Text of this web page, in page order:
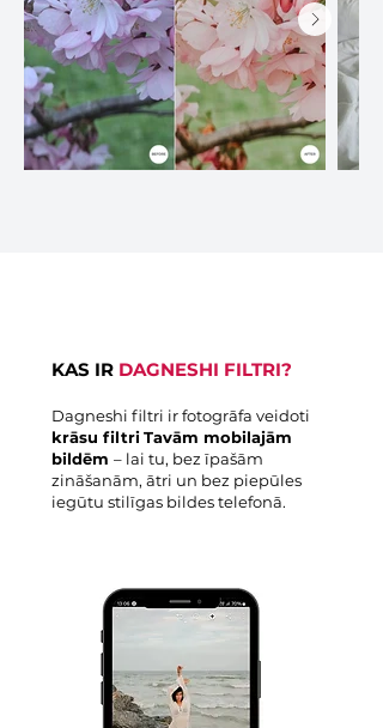
KAS IR DAGNESHI FILTRI?
Dagneshi filtri ir fotogrāfa veidoti
krāsu filtriTavām mobilajām
bildēm – lai tu, bez īpašām
zināšanām, ātri un bez piepūles
iegūtu stilīgas bildes telefonā.